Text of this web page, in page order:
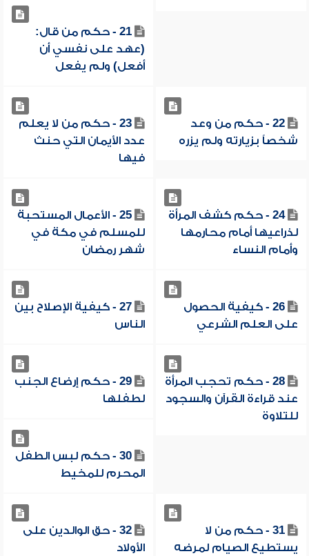
21 - حكم من قال:
(عهد على نفسي أن
أفعل) ولم يفعل
22 - حكم من وعد
شخصاً بزيارته ولم يزره
23 - حكم من لا يعلم
عدد الأيمان التي حنث
فيها
24 - حكم كشف المرأة
لذراعيها أمام محارمها
وأمام النساء
25 - الأعمال المستحبة
للمسلم في مكة في
شهر رمضان
26 - كيفية الحصول
على العلم الشرعي
27 - كيفية الإصلاح بين
الناس
28 - حكم تحجب المرأة
عند قراءة القرآن والسجود
للتلاوة
29 - حكم إرضاع الجنب
لطفلها
30 - حكم لبس الطفل
المحرم للمخيط
31 - حكم من لا
يستطيع الصيام لمرضه
32 - حق الوالدين على
الأولاد